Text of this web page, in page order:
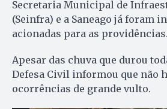
Secretaria Municipal de
(Seinfra) e a Saneago já foram
acionadas para as providências.
Apesar das chuva que durou
Defesa Civil informou que não
ocorrências de grande vulto.